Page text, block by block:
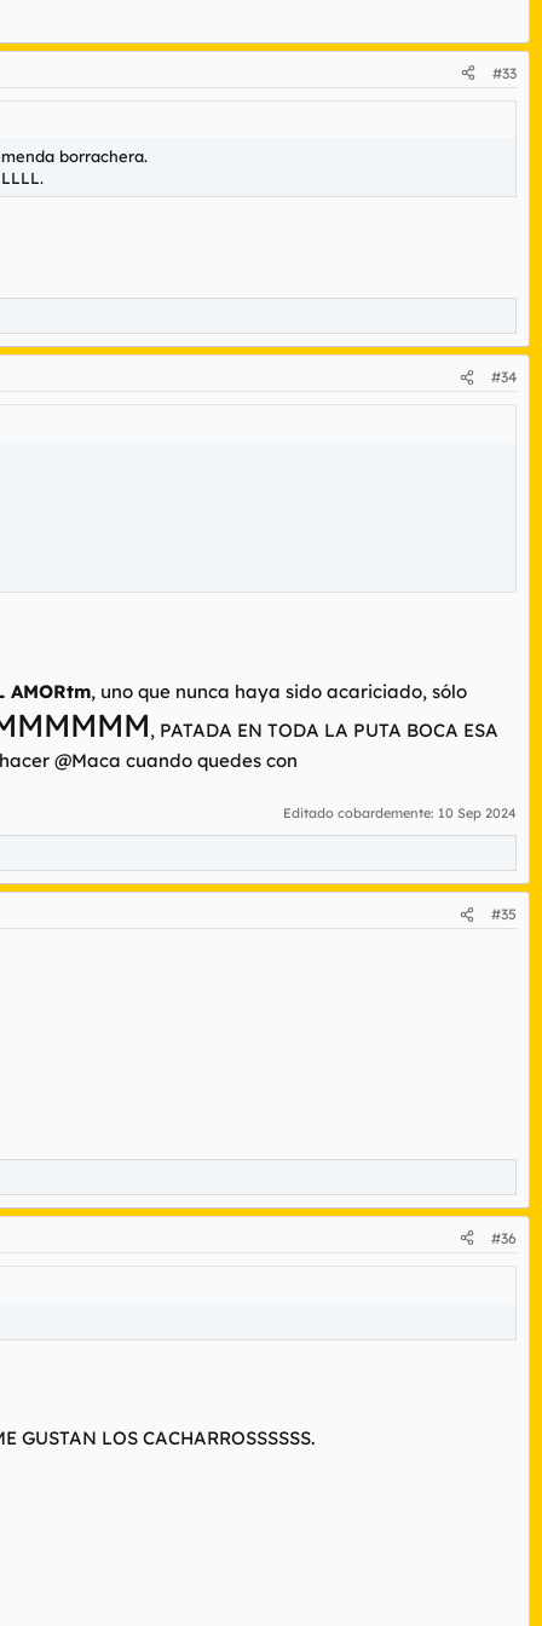
#33
borrachera.
#34
AMORtm, uno que nunca haya sido acariciado, sólo
, PATADA EN TODA LA PUTA BOCA ESA
@Maca cuando quedes con
Editado cobardemente: 10 Sep 2024
#35
#36
LOS CACHARROSSSSSS.